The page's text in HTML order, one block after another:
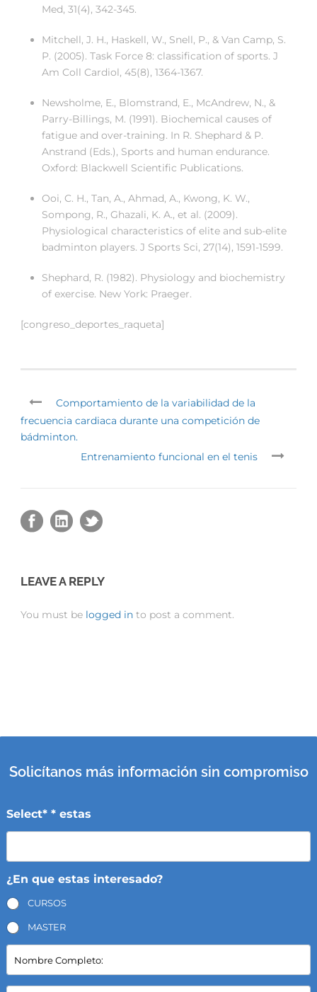
Med, 31(4), 342-345.
Mitchell, J. H., Haskell, W., Snell, P., & Van Camp, S.
P. (2005). Task Force 8: classification of sports. J
Am Coll Cardiol, 45(8), 1364-1367.
Newsholme, E., Blomstrand, E., McAndrew, N., &
Parry-Billings, M. (1991). Biochemical causes of
fatigue and over-training. In R. Shephard & P.
Anstrand (Eds.), Sports and human endurance.
Oxford: Blackwell Scientific Publications.
Ooi, C. H., Tan, A., Ahmad, A., Kwong, K. W.,
Sompong, R., Ghazali, K. A., et al. (2009).
Physiological characteristics of elite and sub-elite
badminton players. J Sports Sci, 27(14), 1591-1599.
Shephard, R. (1982). Physiology and biochemistry
of exercise. New York: Praeger.
[congreso_deportes_raqueta]
Comportamiento de la variabilidad de la
frecuencia cardiaca durante una competición de
bádminton.
Entrenamiento funcional en el tenis
LEAVE A REPLY
You must be logged in to post a comment.
Solicítanos más información sin compromiso
Select* * estas
¿En que estas interesado?
CURSOS
MASTER
N
m